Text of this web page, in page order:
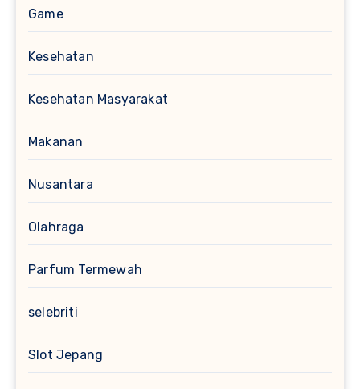
Game
Kesehatan
Kesehatan Masyarakat
Makanan
Nusantara
Olahraga
Parfum Termewah
selebriti
Slot Jepang